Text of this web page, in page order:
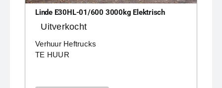
Linde E30HL-01/600 3000kg Elektrisch
Uitverkocht
Verhuur Heftrucks
TE HUUR